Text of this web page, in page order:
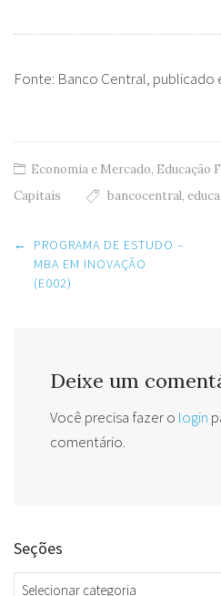
Fonte: Banco Central, publicado
Economia e Mercado, Educação
Capitais
bancocentral,
Post
navigation
←
PROGRAMA DE ESTUDO –
MBA EM INOVAÇÃO
(E002)
Deixe um
Você precisa fazer o login
comentário.
Seções
Seções